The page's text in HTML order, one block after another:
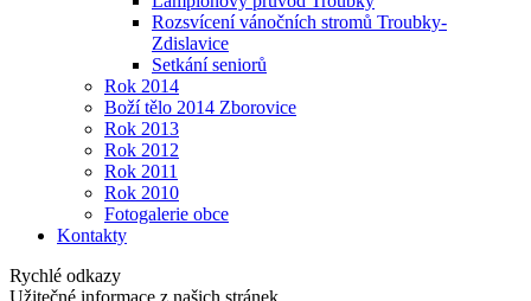
Rozsvícení vánočních stromů Troubky-
Zdislavice
Setkání seniorů
Rok 2014
Boží tělo 2014 Zborovice
Rok 2013
Rok 2012
Rok 2011
Rok 2010
Fotogalerie obce
Kontakty
Rychlé odkazy
Užitečné informace z našich stránek